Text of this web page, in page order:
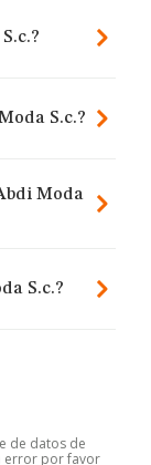
S.c.?
Moda
S.c.?
de datos de
error por favor